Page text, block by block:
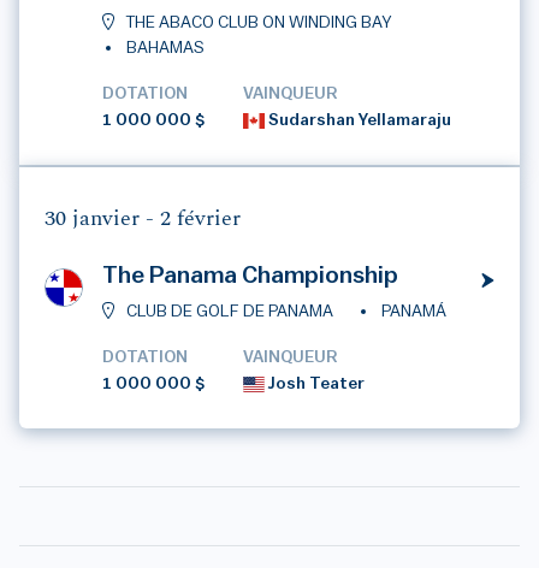
THE ABACO CLUB ON WINDING BAY
BAHAMAS
DOTATION
1 000 000 $
VAINQUEUR
Sudarshan Yellamaraju
30 janvier - 2 février
The Panama Championship
CLUB DE GOLF DE PANAMA PANAMÁ
DOTATION
1 000 000 $
VAINQUEUR
Josh Teater